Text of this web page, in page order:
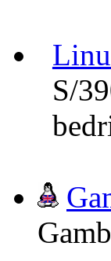
S/